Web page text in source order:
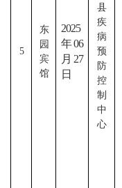
5
东
园
宾
馆
2025
年06
月27
日
县
疾
病
预
防
控
制
中
心